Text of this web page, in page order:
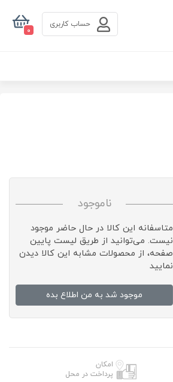
0
ناموجود
متاسفانه این کالا در حال حاضر موجود
نیست. می‌توانید از طریق لیست پایین
صفحه، از محصولات مشابه این کالا دیدن
نمایید
موجود شد به من اطلاع بده
امکان
پرداخت در محل